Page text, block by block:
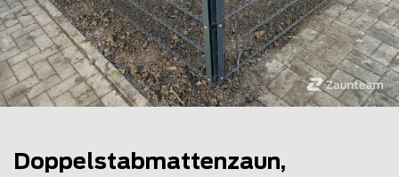
Doppelstabmattenzaun,